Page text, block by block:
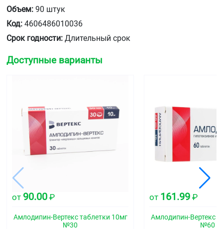
Объем: 90 штук
Код: 4606486010036
Срок годности: Длительный срок
Доступные варианты
от 90.00 ₽
Амлодипин-Вертекс таблетки 10мг
№30
от 161.99 ₽
Амлодипин-Вертекс
№60